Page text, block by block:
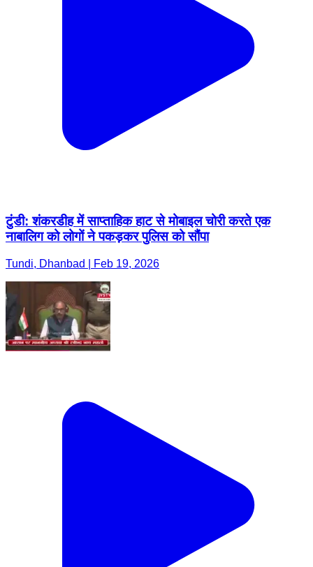
टुंडी: शंकरडीह में साप्ताहिक हाट से मोबाइल चोरी करते एक
नाबालिग को लोगों ने पकड़कर पुलिस को सौंपा
Tundi, Dhanbad | Feb 19, 2026